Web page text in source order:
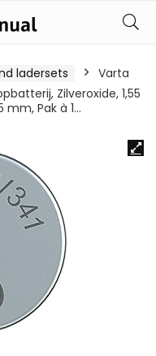
ladersets
Varta
Zilveroxide, 1,55
mm, Pak à 1…